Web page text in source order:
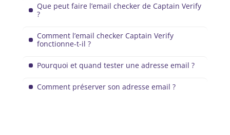
Que peut faire l’email checker de Captain Verify
?
Comment l’email checker Captain Verify
fonctionne-t-il ?
Pourquoi et quand tester une adresse email ?
Comment préserver son adresse email ?